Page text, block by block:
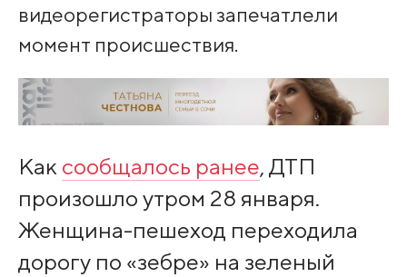
видеорегистраторы запечатлели
момент происшествия.
Как сообщалось ранее, ДТП
произошло утром 28 января.
Женщина-пешеход переходила
дорогу по «зебре» на зеленый